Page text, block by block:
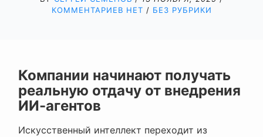
КОММЕНТАРИЕВ НЕТ / БЕЗ РУБРИКИ
Компании начинают получать
реальную отдачу от внедрения
ИИ-агентов
Искусственный интеллект переходит из